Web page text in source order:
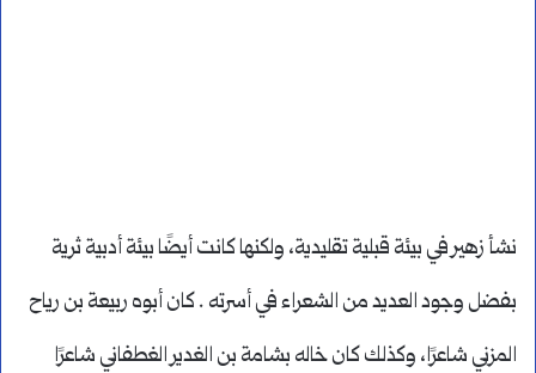
نشأ زهير في بيئة قبلية تقليدية، ولكنها كانت أيضًا بيئة أدبية ثرية
بفضل وجود العديد من الشعراء في أسرته . كان أبوه ربيعة بن رياح
المزني شاعرًا، وكذلك كان خاله بشامة بن الغدير الغطفاني شاعرًا